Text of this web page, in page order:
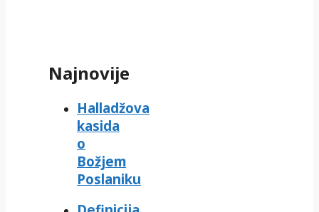
Najnovije
Halladžova
kasida
o
Božjem
Poslaniku